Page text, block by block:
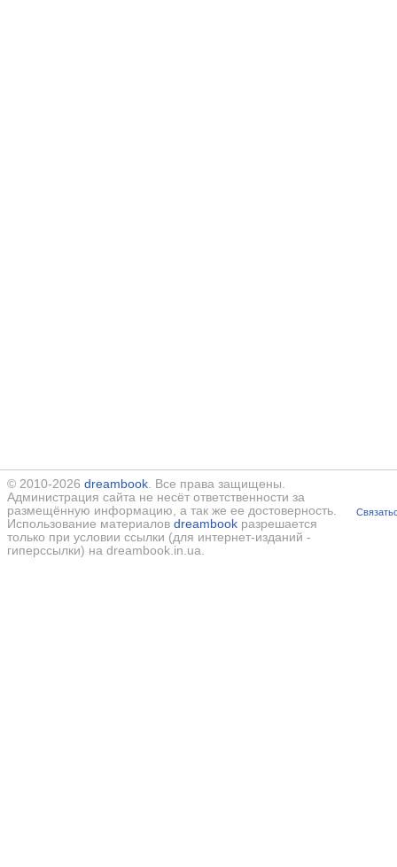
© 2010-2026 dreambook. Все права защищены.
Администрация сайта не несёт ответственности за
размещённую информацию, а так же ее достоверность.
Использование материалов dreambook разрешается
только при условии ссылки (для интернет-изданий -
гиперссылки) на dreambook.in.ua.